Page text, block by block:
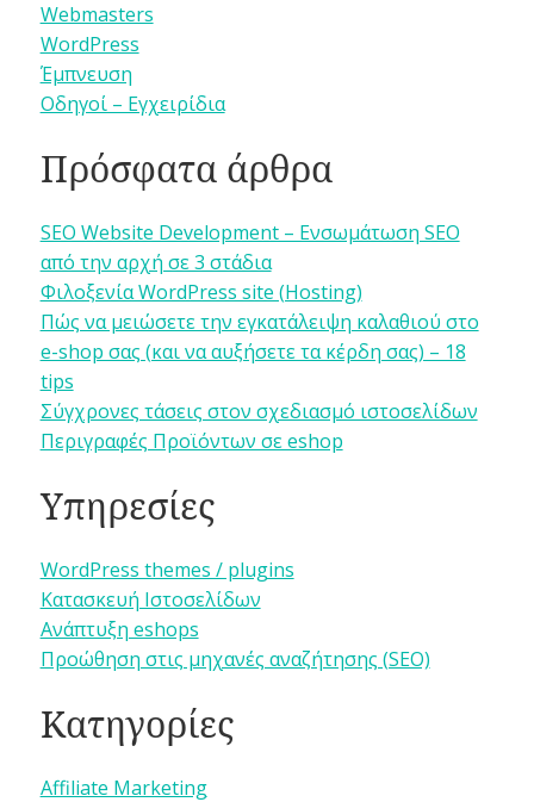
Webmasters
WordPress
Έμπνευση
Οδηγοί – Εγχειρίδια
Πρόσφατα άρθρα
SEO Website Development – Ενσωμάτωση SEO
από την αρχή σε 3 στάδια
Φιλοξενία WordPress site (Hosting)
Πώς να μειώσετε την εγκατάλειψη καλαθιού στο
e-shop σας (και να αυξήσετε τα κέρδη σας) – 18
tips
Σύγχρονες τάσεις στον σχεδιασμό ιστοσελίδων
Περιγραφές Προϊόντων σε eshop
Υπηρεσίες
WordPress themes / plugins
Κατασκευή Ιστοσελίδων
Ανάπτυξη eshops
Προώθηση στις μηχανές αναζήτησης (SEO)
Κατηγορίες
Affiliate Marketing